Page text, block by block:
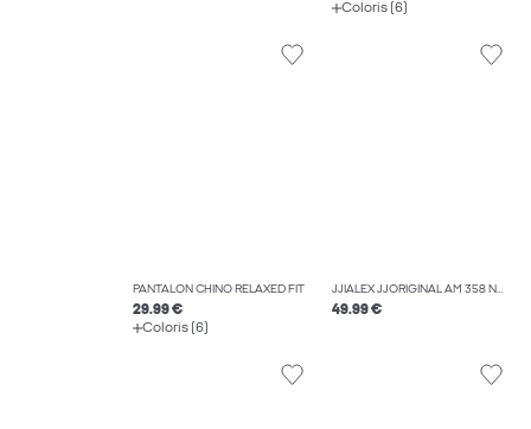
Coloris (6)
PANTALON CHINO RELAXED FIT
29.99 €
Coloris (6)
JJIALEX JJORIGINAL AM 358 NOOS JEAN BAGGY FIT
49.99 €